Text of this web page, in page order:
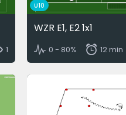
1
U10
WZR E1, E2 1x1
0 - 80% 12 min